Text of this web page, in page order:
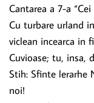
Cantarea a 7-a “Cei
Cu turbare urland
viclean incearca in
Cuvioase; tu, insa,
Stih: Sfinte lerarhe
noi!